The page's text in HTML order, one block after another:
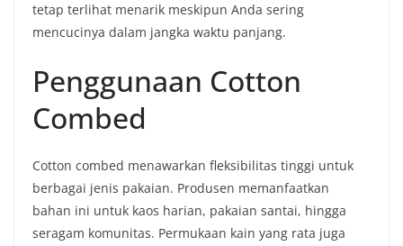
tetap terlihat menarik meskipun Anda sering
mencucinya dalam jangka waktu panjang.
Penggunaan Cotton
Combed
Cotton combed menawarkan fleksibilitas tinggi untuk
berbagai jenis pakaian. Produsen memanfaatkan
bahan ini untuk kaos harian, pakaian santai, hingga
seragam komunitas. Permukaan kain yang rata juga